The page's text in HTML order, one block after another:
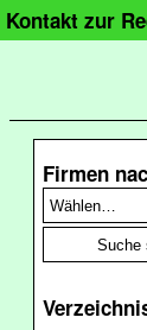
Kontakt zur
Firmen